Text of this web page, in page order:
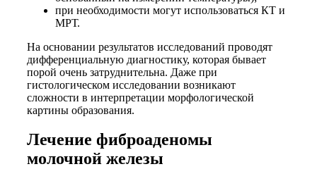
при необходимости могут использоваться КТ и
МРТ.
На основании результатов исследований проводят
дифференциальную диагностику, которая бывает
порой очень затруднительна. Даже при
гистологическом исследовании возникают
сложности в интерпретации морфологической
картины образования.
Лечение фиброаденомы
молочной железы